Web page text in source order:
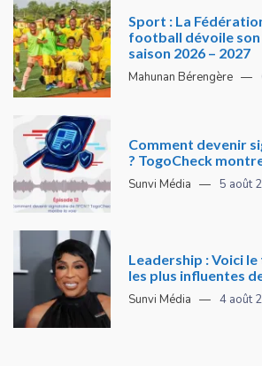
Sport : La
football dévoile son
saison 2026 – 2027
Mahunan Bérengère
Comment devenir
? TogoCheck
Sunvi Média 5 août
Leadership : Voici
les plus influentes
Sunvi Média 4 août